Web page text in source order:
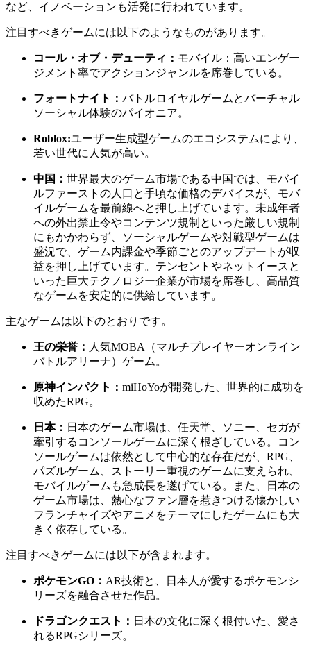
など、イノベーションも活発に行われています。
注目すべきゲームには以下のようなものがあります。
コール・オブ・デューティ： モバイル：高いエンゲー
ジメント率でアクションジャンルを席巻している。
フォートナイト： バトルロイヤルゲームとバーチャル
ソーシャル体験のパイオニア。
Roblox:ユーザー生成型ゲームのエコシステムにより、
若い世代に人気が高い。
中国： 世界最大のゲーム市場である中国では、モバイ
ルファーストの人口と手頃な価格のデバイスが、モバ
イルゲームを最前線へと押し上げています。未成年者
への外出禁止令やコンテンツ規制といった厳しい規制
にもかかわらず、ソーシャルゲームや対戦型ゲームは
盛況で、ゲーム内課金や季節ごとのアップデートが収
益を押し上げています。テンセントやネットイースと
いった巨大テクノロジー企業が市場を席巻し、高品質
なゲームを安定的に供給しています。
主なゲームは以下のとおりです。
王の栄誉： 人気MOBA（マルチプレイヤーオンライン
バトルアリーナ）ゲーム。
原神インパクト： miHoYoが開発した、世界的に成功を
収めたRPG。
日本： 日本のゲーム市場は、任天堂、ソニー、セガが
牽引するコンソールゲームに深く根ざしている。コン
ソールゲームは依然として中心的な存在だが、RPG、
パズルゲーム、ストーリー重視のゲームに支えられ、
モバイルゲームも急成長を遂げている。また、日本の
ゲーム市場は、熱心なファン層を惹きつける懐かしい
フランチャイズやアニメをテーマにしたゲームにも大
きく依存している。
注目すべきゲームには以下が含まれます。
ポケモンGO： AR技術と、日本人が愛するポケモンシ
リーズを融合させた作品。
ドラゴンクエスト： 日本の文化に深く根付いた、愛さ
れるRPGシリーズ。